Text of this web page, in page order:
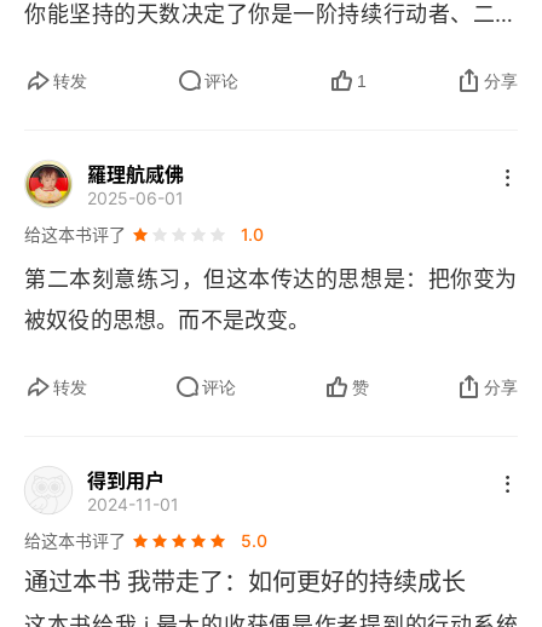
你能坚持的天数决定了你是一阶持续行动者、二阶
馈。我们的能力、身体状况、收入处境、家庭幸
才会有效果。而核心技能的习得，也不是强即时反
馈构建的，在这个过程中要做好坐冷板凳的心理准
备。
3️⃣在知道规则的前提下，才去打破规则。4️⃣
不要用单变量思考问题。生活中类似的想法，比如
要怎样……”。这一类想法的共同特点是，默认当前
论证推理，展开思考。假设突然有了很多的钱，假
设突然有了很多时间，假设突然下雪了，假设对方
突然爱上了自己…… 生活不是静态的，生活会因为
我们的行动而改变。 5️⃣
输入驱动输出，输出倒逼输
转发 评论 1 分享
羅理航烕佛
2025-06-01
给这本书评了
1.0
第二本刻意练习，但这本传达的思想是：把你变为
被奴役的思想。而不是改变。
转发 评论 赞 分享
得到用户
2024-11-01
给这本书评了
5.0
通过本书 我带走了：如何更好的持续成长